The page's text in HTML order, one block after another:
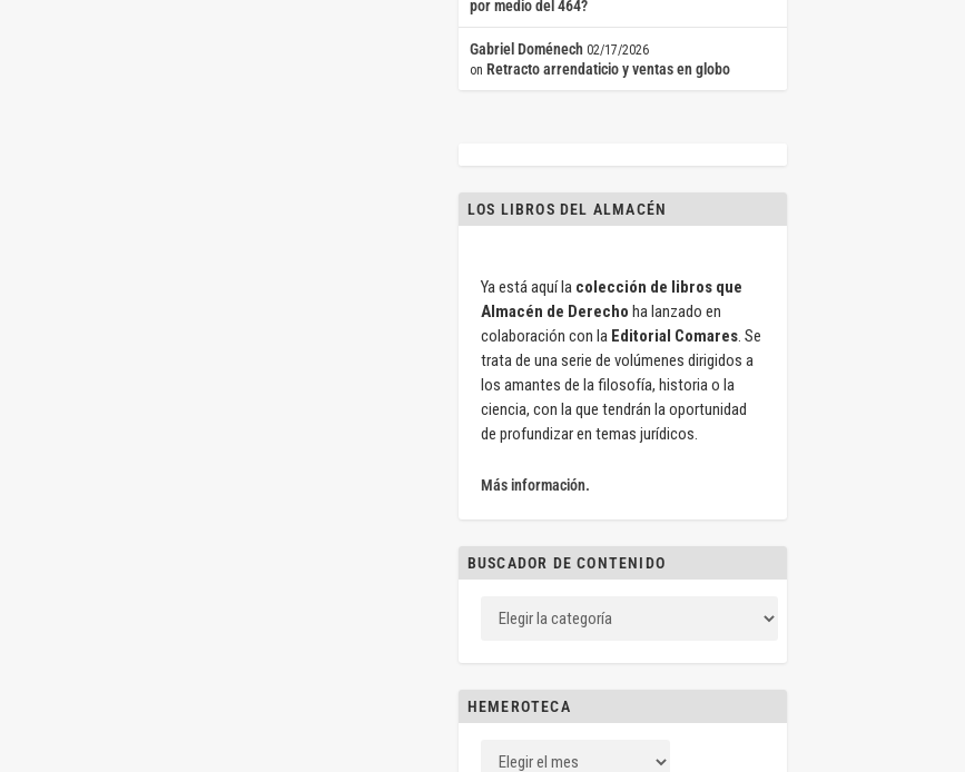
por medio del 464?
Gabriel Doménech 02/17/2026
on Retracto arrendaticio y ventas en globo
LOS LIBROS DEL ALMACÉN
Ya está aquí la colección de libros que
Almacén de Derecho ha lanzado en
colaboración con la Editorial Comares. Se
trata de una serie de volúmenes dirigidos a
los amantes de la filosofía, historia o la
ciencia, con la que tendrán la oportunidad
de profundizar en temas jurídicos.
Más información.
BUSCADOR DE CONTENIDO
HEMEROTECA